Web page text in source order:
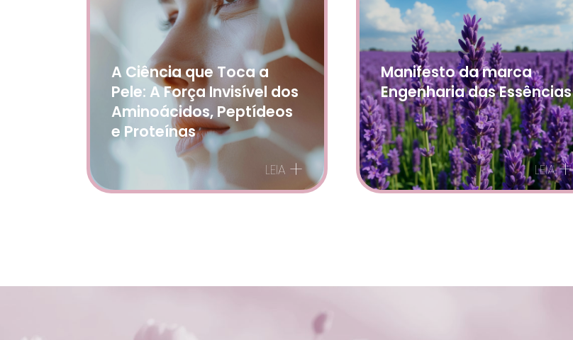
A Ciência que Toca a
Pele: A Força Invisível dos
Aminoácidos, Peptídeos
e Proteínas
LEIA +
Manifesto da marca
Engenharia das Essências
LEIA +